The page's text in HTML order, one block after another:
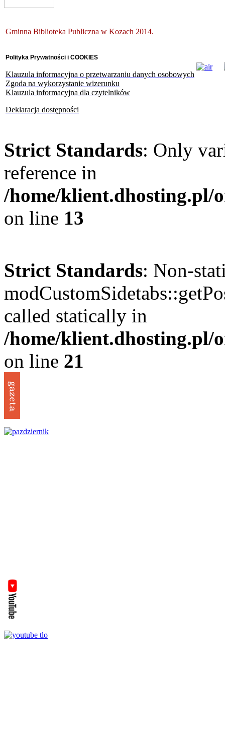
Gminna Biblioteka Publiczna w Kozach 2014.
Polityka Prywatności i COOKIES
Klauzula informacyjna o przetwarzaniu danych osobowych
Zgoda na wykorzystanie wizerunku
Klauzula informacyjna dla czytelników
Deklaracja dostępności
Strict Standards: Only
reference in
/home/klient.dhosting.pl/
on line 13
Strict Standards: Non-
called statically in
/home/klient.dhosting.pl/
on line 21